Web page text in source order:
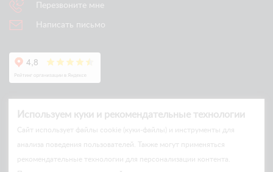
Перезвоните мне
Написать письмо
Используем куки и рекомендательные технологии
Cайт использует файлы cookie (куки-файлы) и инструменты для
анализа поведения пользователей. Также могут применяться
рекомендательные технологии для персонализации контента.